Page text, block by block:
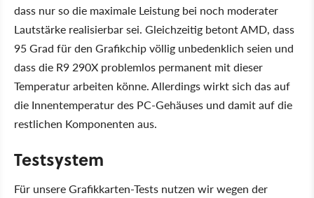
dass nur so die maximale Leistung bei noch moderater
Lautstärke realisierbar sei. Gleichzeitig betont AMD, dass
95 Grad für den Grafikchip völlig unbedenklich seien und
dass die R9 290X problemlos permanent mit dieser
Temperatur arbeiten könne. Allerdings wirkt sich das auf
die Innentemperatur des PC-Gehäuses und damit auf die
restlichen Komponenten aus.
Testsystem
Für unsere Grafikkarten-Tests nutzen wir wegen der